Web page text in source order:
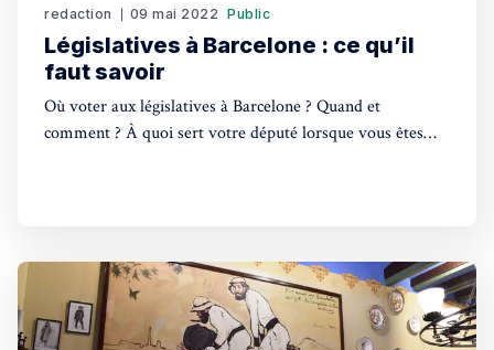
redaction 09 mai 2022 Public
Législatives à Barcelone : ce qu’il
faut savoir
Où voter aux législatives à Barcelone ? Quand et
comment ? À quoi sert votre député lorsque vous êtes